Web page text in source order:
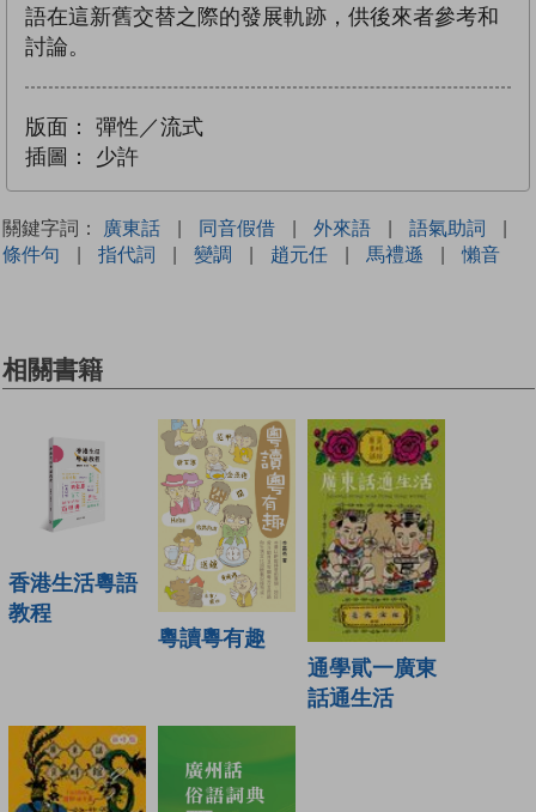
語在這新舊交替之際的發展軌跡，供後來者參考和
討論。
版面：
彈性／流式
插圖：
少許
關鍵字詞： 廣東話 | 同音假借 | 外來語 | 語氣助詞
|
條件句
| 指代詞 | 變調 | 趙元任 | 馬禮遜 | 懶音
相關書籍
香港生活粵語
教程
粵讀粵有趣
通學貮一廣東
話通生活